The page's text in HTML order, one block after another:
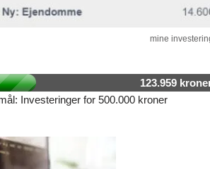
mine
123.959
Investeringer for 500.000 kroner